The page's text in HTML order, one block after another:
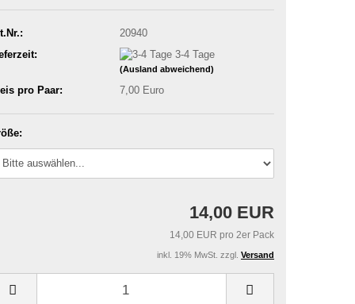
20940
3-4 Tage
(Ausland abweichend)
pro Paar: 7,00 Euro
14,00 EUR
14,00 EUR pro 2er Pack
inkl. 19% MwSt. zzgl. Versand